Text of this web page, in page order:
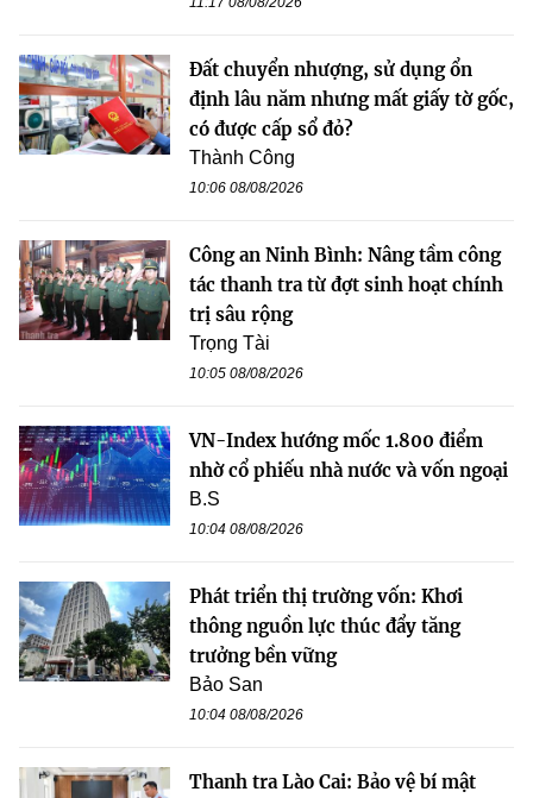
Đất chuyển nhượng, sử dụng ổn
định lâu năm nhưng mất giấy tờ gốc,
có được cấp sổ đỏ?
Thành Công
10:06 08/08/2026
Công an Ninh Bình: Nâng tầm công
tác thanh tra từ đợt sinh hoạt chính
trị sâu rộng
Trọng Tài
10:05 08/08/2026
VN-Index hướng mốc 1.800 điểm
nhờ cổ phiếu nhà nước và vốn ngoại
B.S
10:04 08/08/2026
Phát triển thị trường vốn: Khơi
thông nguồn lực thúc đẩy tăng
trưởng bền vững
Bảo San
10:04 08/08/2026
Thanh tra Lào Cai: Bảo vệ bí mật